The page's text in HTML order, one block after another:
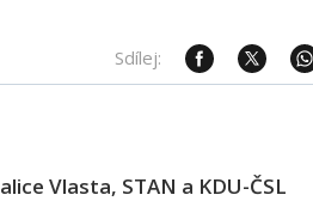
Sdílej:
Vlasta, STAN a KDU-ČSL